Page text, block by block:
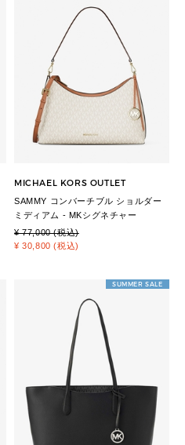
MICHAEL KORS OUTLET
SAMMY コンバーチブル ショルダー
ミディアム - MKシグネチャー
¥ 77,000 (税込)
¥ 30,800 (税込)
SUMMER SALE